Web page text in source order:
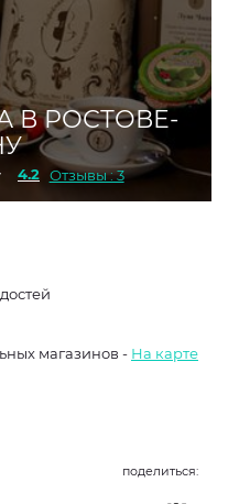
В РОСТОВЕ-
4.2 Отзывы : 3
магазинов - На карте
поделиться: